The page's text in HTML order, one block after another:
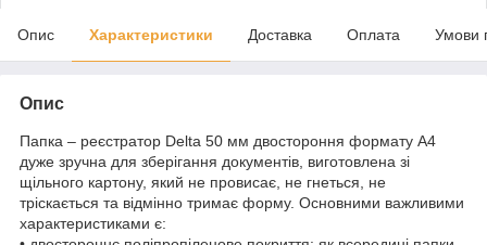
Опис Характеристики Доставка Оплата Умови
Опис
Папка – реєстратор Delta 50 мм двостороння формату А4
дуже зручна для зберігання документів, виготовлена зі
щільного картону, який не провисає, не гнеться, не
тріскається та відмінно тримає форму. Основними важливими
характеристиками є: